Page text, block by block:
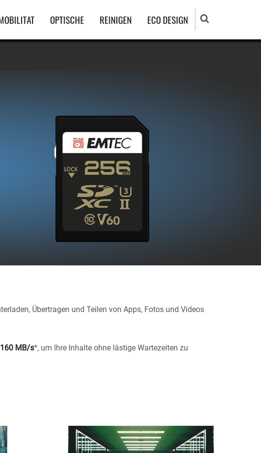
OPTISCHE REINIGEN ECO DESIGN
Übertragen und Teilen von Apps, Fotos und Videos
MB/s*, um Ihre Inhalte ohne lästige Wartezeiten zu